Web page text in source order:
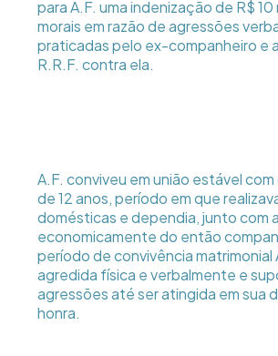
para A.F. uma indenização de R$ 10
morais em razão de agressões
praticadas pelo ex-companheiro e
R.R.F. contra ela.
A.F. conviveu em união estável com
de 12 anos, período em que
domésticas e dependia, junto com
economicamente do então
período de convivência matrimonial
agredida física e verbalmente e
agressões até ser atingida em sua
honra.